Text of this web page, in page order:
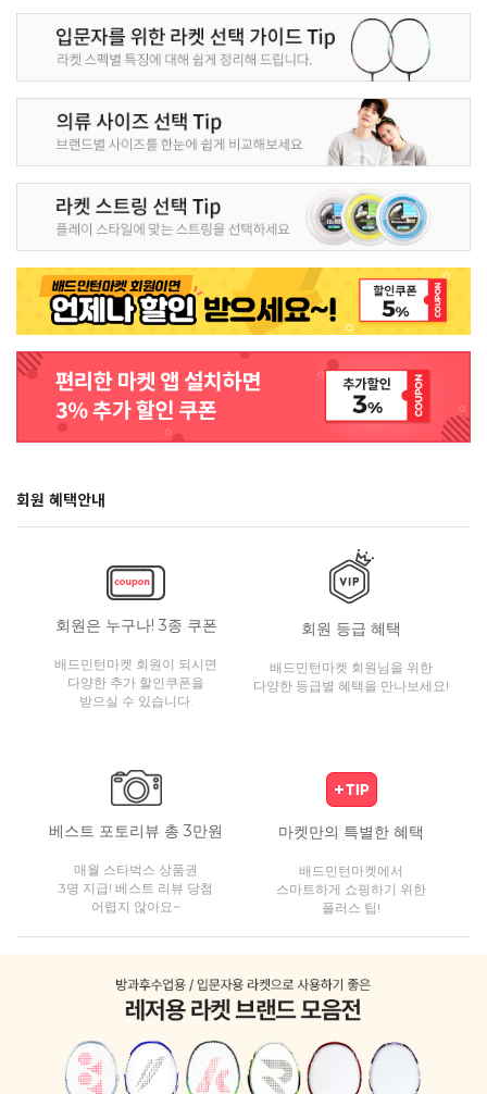
회원 혜택안내
회원은 누구나! 3종 쿠폰
배드민턴마켓 회원이 되시면
다양한 추가 할인쿠폰을
받으실 수 있습니다.
회원 등급 혜택
배드민턴마켓 회원님을 위한
다양한 등급별 혜택을 만나보세요!
베스트 포토리뷰 총 3만원
매월 스타벅스 상품권
3명 지급! 베스트 리뷰 당첨
어렵지 않아요~
마켓만의 특별한 혜택
배드민턴마켓에서
스마트하게 쇼핑하기 위한
플러스 팁!